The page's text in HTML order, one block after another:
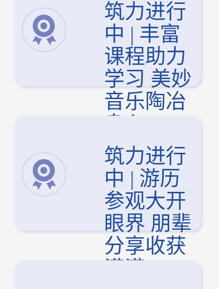
筑力进行
中 | 丰富
课程助力
学习 美妙
音乐陶冶
筑力进行
中 | 游历
参观大开
眼界 朋辈
分享收获